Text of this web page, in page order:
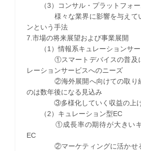
（3）コンサル・プラットフォー
様々な業界に影響を与えてい
ンという手法
7.市場の将来展望および事業展開
（1）情報系キュレーションサー
①スマートデバイスの普及に
レーションサービスへのニーズ
②海外展開へ向けての取り組
のは数年後になる見込み
③多様化していく収益の上
（2）キュレーション型EC
①成長率の期待が大きいキ
EC
②マーケティングに活かせる